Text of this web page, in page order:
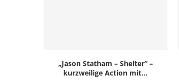
„Jason Statham – Shelter“ –
kurzweilige Action mit...